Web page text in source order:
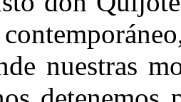
nuestras